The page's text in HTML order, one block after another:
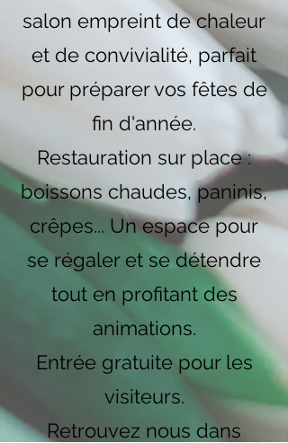
salon empreint de chaleur
et de convivialité, parfait
pour préparer vos fêtes de
fin d'année.
Restauration sur place :
boissons chaudes, paninis,
crêpes... Un espace pour
se régaler et se détendre
tout en profitant des
animations.
Entrée gratuite pour les
visiteurs.
Retrouvez nous dans